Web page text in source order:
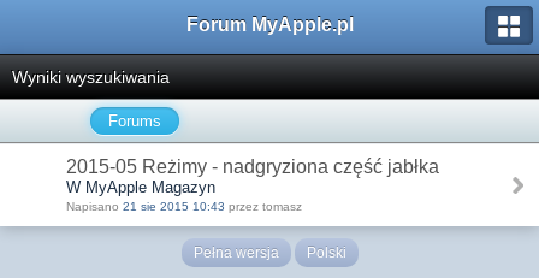
Forum MyApple.pl
Wyniki wyszukiwania
Forums
2015-05 Reżimy - nadgryziona część jabłka
W MyApple Magazyn
Napisano 21 sie 2015 10:43 przez tomasz
Pełna wersja Polski